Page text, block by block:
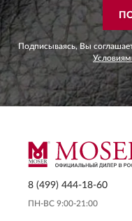
Подписываясь, Вы
8 (499) 444-18-60
ПН-ВС 9:00-21:00